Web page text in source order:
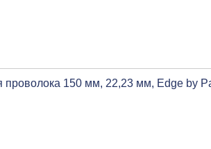
проволока 150 мм, 22,23 мм, Edge by